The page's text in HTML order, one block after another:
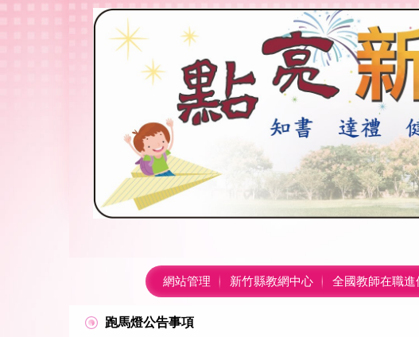
網站管理 新竹縣教網中心 全國教師在職進
跑馬燈公告事項